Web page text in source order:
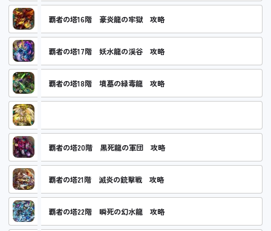
覇者の塔16階 豪炎龍の牢獄 攻略
覇者の塔17階 妖水龍の渓谷 攻略
覇者の塔18階 墳墓の緑毒龍 攻略
覇者の塔20階 黒死龍の軍団 攻略
覇者の塔21階 滅炎の銃撃戦 攻略
覇者の塔22階 瞬死の幻水龍 攻略